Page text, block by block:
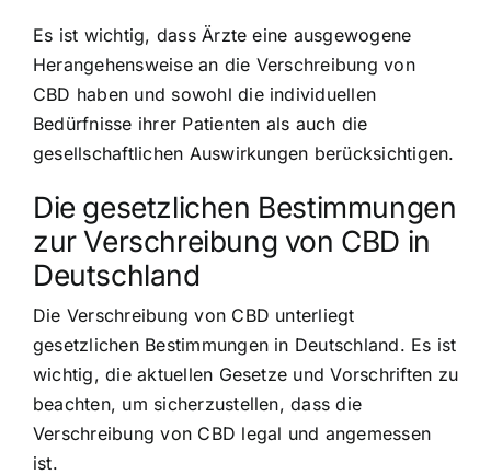
Es ist wichtig, dass Ärzte eine ausgewogene
Herangehensweise an die Verschreibung von
CBD haben und sowohl die individuellen
Bedürfnisse ihrer Patienten als auch die
gesellschaftlichen Auswirkungen berücksichtigen.
Die gesetzlichen Bestimmungen
zur Verschreibung von CBD in
Deutschland
Die Verschreibung von CBD unterliegt
gesetzlichen Bestimmungen in Deutschland. Es ist
wichtig, die aktuellen Gesetze und Vorschriften zu
beachten, um sicherzustellen, dass die
Verschreibung von CBD legal und angemessen
ist.